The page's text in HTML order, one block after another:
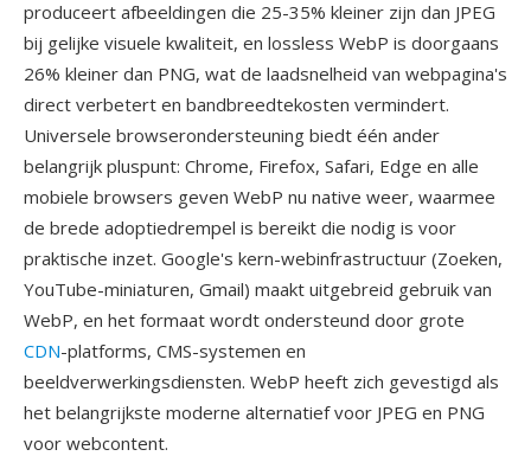
produceert afbeeldingen die 25-35% kleiner zijn dan JPEG
bij gelijke visuele kwaliteit, en lossless WebP is doorgaans
26% kleiner dan PNG, wat de laadsnelheid van webpagina's
direct verbetert en bandbreedtekosten vermindert.
Universele browserondersteuning biedt één ander
belangrijk pluspunt: Chrome, Firefox, Safari, Edge en alle
mobiele browsers geven WebP nu native weer, waarmee
de brede adoptiedrempel is bereikt die nodig is voor
praktische inzet. Google's kern-webinfrastructuur (Zoeken,
YouTube-miniaturen, Gmail) maakt uitgebreid gebruik van
WebP, en het formaat wordt ondersteund door grote
CDN-platforms, CMS-systemen en
beeldverwerkingsdiensten. WebP heeft zich gevestigd als
het belangrijkste moderne alternatief voor JPEG en PNG
voor webcontent.